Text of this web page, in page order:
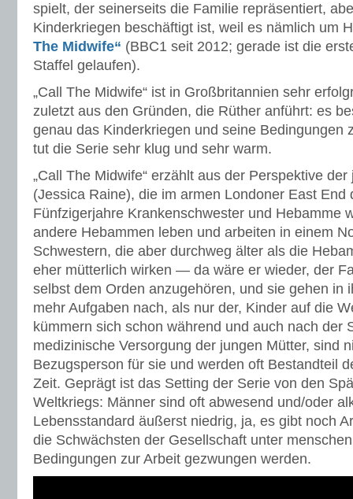
spielt, der seinerseits die Familie repräsentiert,
Kinderkriegen beschäftigt ist, weil es nämlich um
The Midwife“ (BBC1 seit 2012; gerade ist die
Staffel gelaufen).
„Call The Midwife“ ist in Großbritannien sehr
zuletzt aus den Gründen, die Rüther anführt: es
genau das Kinderkriegen und seine Bedingungen
tut die Serie sehr klug und sehr warm.
„Call The Midwife“ erzählt aus der Perspektive
(Jessica Raine), die im armen Londoner East End
Fünfzigerjahre Krankenschwester und Hebamme
andere Hebammen leben und arbeiten in einem
Schwestern, die aber durchweg älter als die
eher mütterlich wirken — da wäre er wieder, der
selbst dem Orden anzugehören, und sie gehen in
mehr Aufgaben nach, als nur der, Kinder auf die
kümmern sich schon während und auch nach der
medizinische Versorgung der jungen Mütter, sind
Bezugsperson für sie und werden oft Bestandteil
Zeit. Geprägt ist das Setting der Serie von den
Weltkriegs: Männer sind oft abwesend und/oder
Lebensstandard äußerst niedrig, ja, es gibt noch
die Schwächsten der Gesellschaft unter
Bedingungen zur Arbeit gezwungen werden.